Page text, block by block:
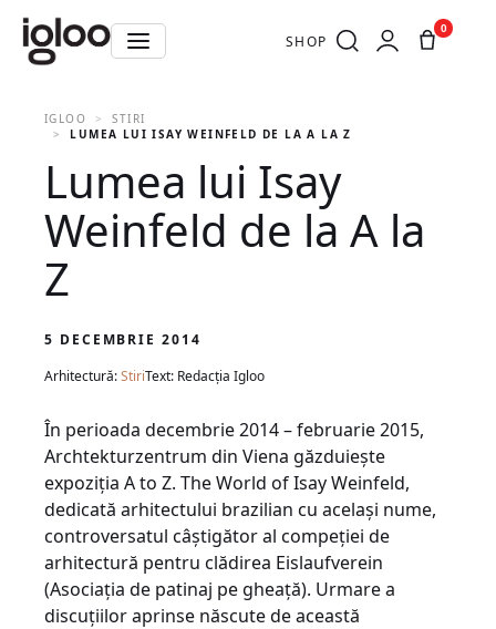
SHOP
0
IGLOO
STIRI
LUMEA LUI ISAY WEINFELD DE LA A LA Z
Lumea lui Isay
Weinfeld de la A la
Z
5 DECEMBRIE 2014
Arhitectură:StiriText: Redacția Igloo
În perioada decembrie 2014 – februarie 2015,
Archtekturzentrum din Viena găzduiește
expoziția A to Z. The World of Isay Weinfeld,
dedicată arhitectului brazilian cu același nume,
controversatul câștigător al compeției de
arhitectură pentru clădirea Eislaufverein
(Asociația de patinaj pe gheață). Urmare a
discuțiilor aprinse născute de această